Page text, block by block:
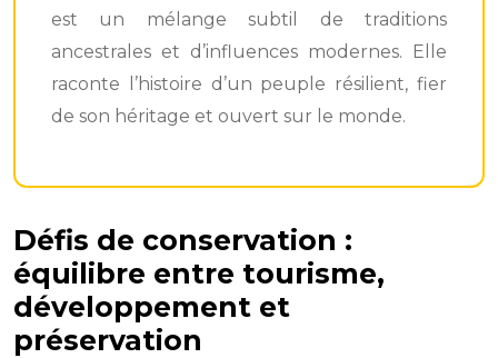
est un mélange subtil de traditions
ancestrales et d’influences modernes. Elle
raconte l’histoire d’un peuple résilient, fier
de son héritage et ouvert sur le monde.
Défis de conservation :
équilibre entre tourisme,
développement et
préservation